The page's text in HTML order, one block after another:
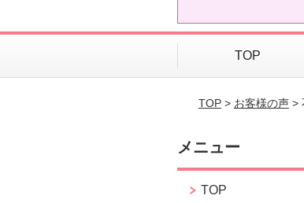
TOP
TOP> お客様の声>
メニュー
TOP